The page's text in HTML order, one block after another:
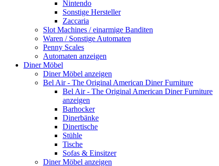
Nintendo
Sonstige Hersteller
Zaccaria
Slot Machines / einarmige Banditen
Waren / Sonstige Automaten
Penny Scales
Automaten anzeigen
Diner Möbel
Diner Möbel anzeigen
Bel Air - The Original American Diner Furniture
Bel Air - The Original American Diner Furniture
anzeigen
Barhocker
Dinerbänke
Dinertische
Stühle
Tische
Sofas & Einsitzer
Diner Möbel anzeigen